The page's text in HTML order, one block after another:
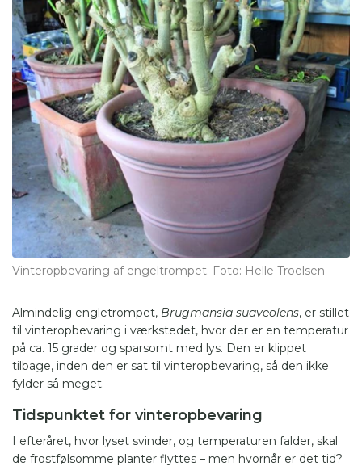
Vinteropbevaring af engeltrompet. Foto: Helle Troelsen
Almindelig engletrompet, Brugmansia suaveolens, er stillet
til vinteropbevaring i værkstedet, hvor der er en temperatur
på ca. 15 grader og sparsomt med lys. Den er klippet
tilbage, inden den er sat til vinteropbevaring, så den ikke
fylder så meget.
Tidspunktet for vinteropbevaring
I efteråret, hvor lyset svinder, og temperaturen falder, skal
de frostfølsomme planter flyttes – men hvornår er det tid?